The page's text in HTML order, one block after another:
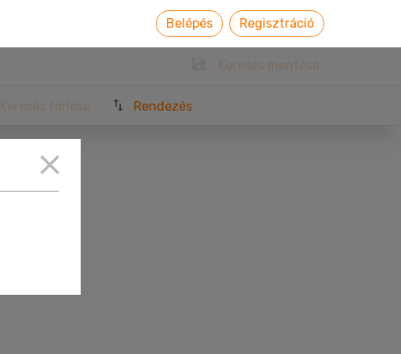
Belépés Regisztráció
Keresés mentése
Keresés törlése Rendezés